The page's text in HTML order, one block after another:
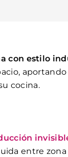
con estilo
cocina.
entre